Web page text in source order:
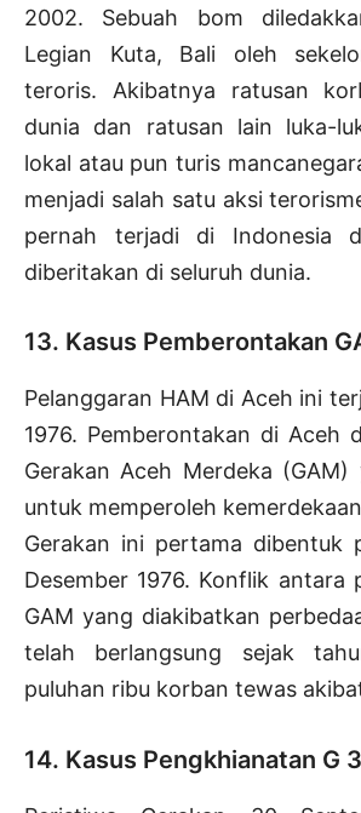
2002. Sebuah bom
Legian Kuta, Bali oleh
teroris. Akibatnya ratusan
dunia dan ratusan lain luka-
lokal atau pun turis
menjadi salah satu aksi
pernah terjadi di Indonesia
diberitakan di seluruh dunia.
13. Kasus Pemberontakan
Pelanggaran HAM di Aceh ini
1976. Pemberontakan di Aceh
Gerakan Aceh Merdeka
untuk memperoleh
Gerakan ini pertama dibentuk
Desember 1976. Konflik antara
GAM yang diakibatkan
telah berlangsung sejak
puluhan ribu korban tewas
14. Kasus Pengkhianatan G